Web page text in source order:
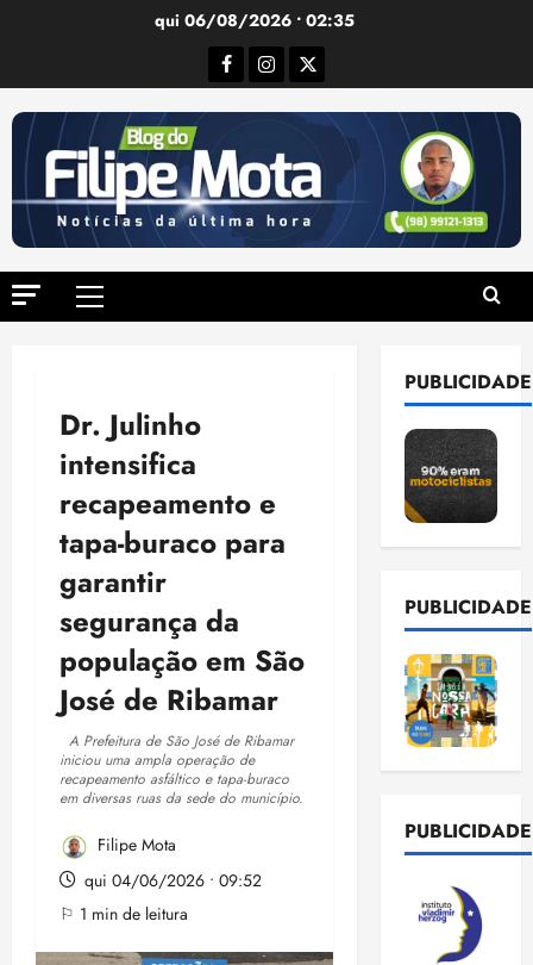
qui 06/08/2026 • 02:35
Facebook
Instagram
Twitter
Menu
Dr. Julinho
intensifica
recapeamento e
tapa-buraco para
garantir
segurança da
população em São
José de Ribamar
A Prefeitura de São José de Ribamar
iniciou uma ampla operação de
recapeamento asfáltico e tapa-buraco
em diversas ruas da sede do município.
Filipe Mota
qui 04/06/2026 • 09:52
⚐ 1 min de leitura
PUBLICIDADE
PUBLICIDADE
PUBLICIDADE